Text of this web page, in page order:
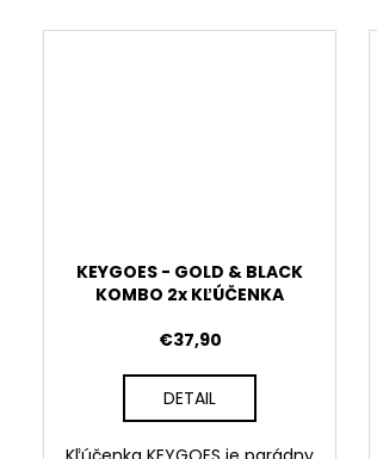
KEYGOES - GOLD & BLACK
KOMBO 2x KĽÚČENKA
€37,90
DETAIL